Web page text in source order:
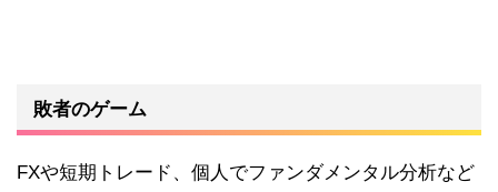
敗者のゲーム
FXや短期トレード、個人でファンダメンタル分析など